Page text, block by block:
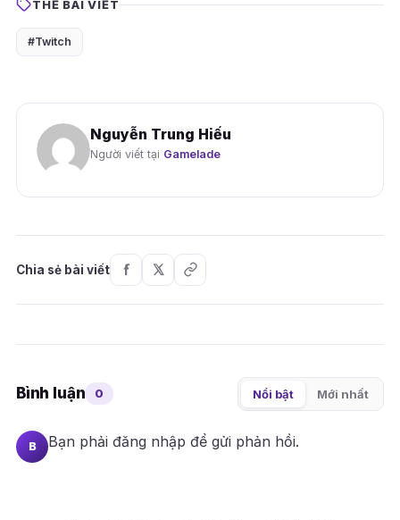
THẺ BÀI VIẾT
#Twitch
Nguyễn Trung Hiếu
Người viết tại Gamelade
Chia sẻ bài viết
Bình luận 0 Nổi bật Mới nhất
B Bạn phải đăng nhập để gửi phản hồi.